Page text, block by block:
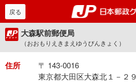
戻る
大森駅前郵便局
（おおもりえきまえゆうびんきょく）
住所
〒 143-0016
東京都大田区大森北１－２